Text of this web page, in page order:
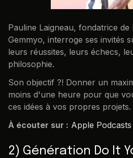
Pauline Laigneau, fondatrice de
Gemmyo, interroge ses invités
leurs réussites, leurs échecs,
philosophie.
Son objectif ?! Donner un
moins d'une heure pour que
ces idées à vos propres projets.
À écouter sur : Apple Podcasts
2) Génération Do It